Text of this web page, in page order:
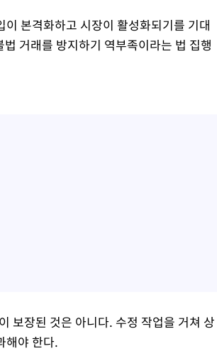
본격화하고 시장이 활성화되기를 기대
거래를 방지하기 역부족이라는 법 집행
보장된 것은 아니다. 수정 작업을 거쳐 상
해야 한다.